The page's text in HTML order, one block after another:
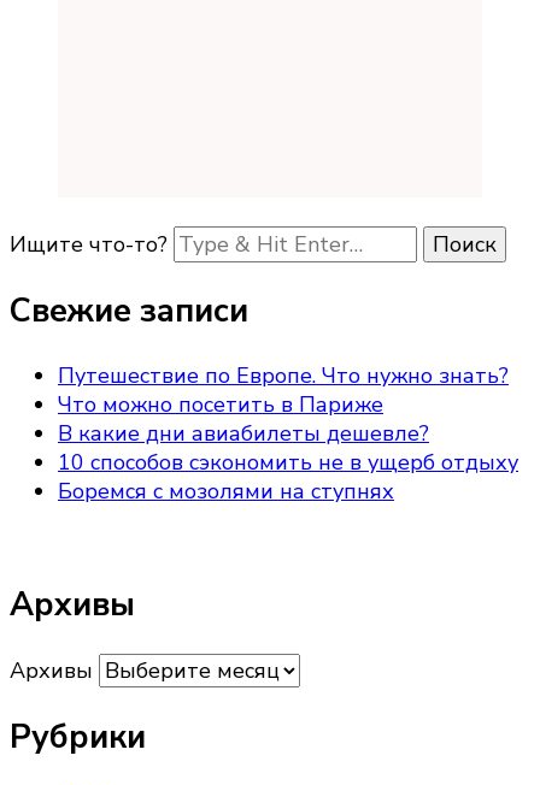
Ищите что-то?
Свежие записи
Путешествие по Европе. Что нужно знать?
Что можно посетить в Париже
В какие дни авиабилеты дешевле?
10 способов сэкономить не в ущерб отдыху
Боремся с мозолями на ступнях
Архивы
Архивы
Рубрики